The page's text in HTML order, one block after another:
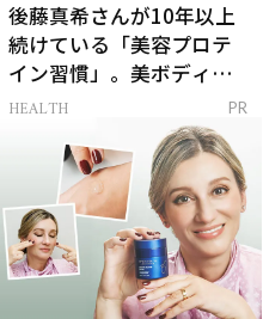
後藤真希さんが10年以上
続けている「美容プロテ
イン習慣」。美ボディを
支える朝ルーティンと
HEALTH PR